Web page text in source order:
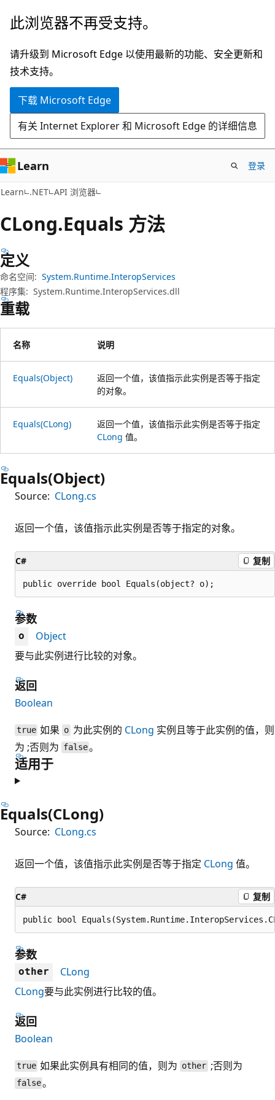
跳
主
要
内
跳
页
内
导
此浏览器不再受支持。
请升级到 Microsoft Edge 以使用最新的功能、安全更新和
技术支持。
下载 Microsoft Edge
有关 Internet Explorer 和 Microsoft Edge 的详细信息
Learn 登录
Learn .NET API 浏览器
CLong.Equals 方法
定义
命名空间: System.Runtime.InteropServices
程序集: System.Runtime.InteropServices.dll
重载
名称 说明
Equals(Object)
返回一个值，该值指示此实例是否等于指定
的对象。
Equals(CLong)
返回一个值，该值指示此实例是否等于指定
CLong 值。
Equals(Object)
Source: CLong.cs
返回一个值，该值指示此实例是否等于指定的对象。
C# 复制
public override bool Equals(object? o);
参数
o
Object
要与此实例进行比较的对象。
返回
Boolean
true 如果 o为此实例的 CLong 实例且等于此实例的值，则
为 ;否则为 false。
适用于
Equals(CLong)
Source: CLong.cs
返回一个值，该值指示此实例是否等于指定 CLong 值。
C# 复制
public bool
参数
other
CLong
CLong要与此实例进行比较的值。
返回
Boolean
true 如果此实例具有相同的值，则为 other;否则为
false。